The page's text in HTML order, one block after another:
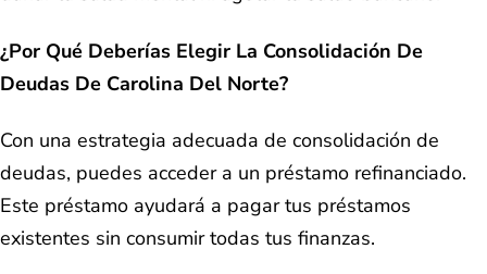
¿Por Qué Deberías Elegir La Consolidación De
Deudas De Carolina Del Norte?
Con una estrategia adecuada de consolidación de
deudas, puedes acceder a un préstamo refinanciado.
Este préstamo ayudará a pagar tus préstamos
existentes sin consumir todas tus finanzas.